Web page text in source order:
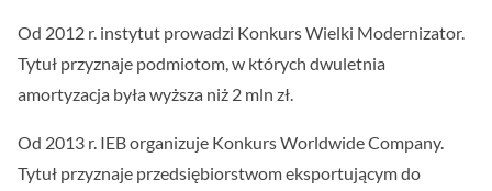
Od 2012 r. instytut prowadzi Konkurs Wielki Modernizator.
Tytuł przyznaje podmiotom, w których dwuletnia
amortyzacja była wyższa niż 2 mln zł.
Od 2013 r. IEB organizuje Konkurs Worldwide Company.
Tytuł przyznaje przedsiębiorstwom eksportującym do